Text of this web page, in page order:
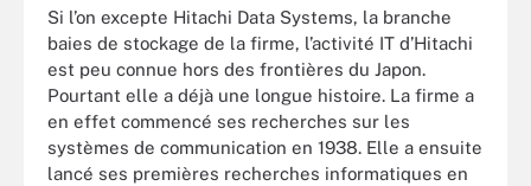
Si l’on excepte Hitachi Data Systems, la branche
baies de stockage de la firme, l’activité IT d’Hitachi
est peu connue hors des frontières du Japon.
Pourtant elle a déjà une longue histoire. La firme a
en effet commencé ses recherches sur les
systèmes de communication en 1938. Elle a ensuite
lancé ses premières recherches informatiques en